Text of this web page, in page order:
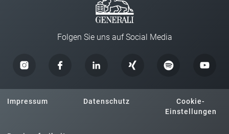
Folgen Sie uns auf Social Media
Impressum Datenschutz
Cookie-
Einstellungen